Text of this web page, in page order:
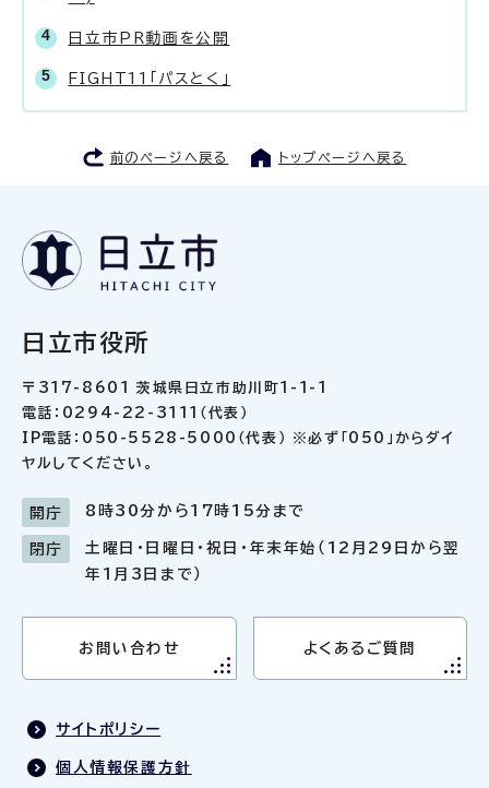
日立市PR動画を公開
FIGHT11「パスとく」
前のページへ戻る トップページへ戻る
日立市役所
〒317-8601 茨城県日立市助川町1-1-1
電話：0294-22-3111（代表）
IP電話：050-5528-5000（代表） ※必ず「050」からダイ
ヤルしてください。
開庁 8時30分から17時15分まで
閉庁
土曜日・日曜日・祝日・年末年始（12月29日から翌
年1月3日まで）
お問い合わせ よくあるご質問
サイトポリシー
個人情報保護方針